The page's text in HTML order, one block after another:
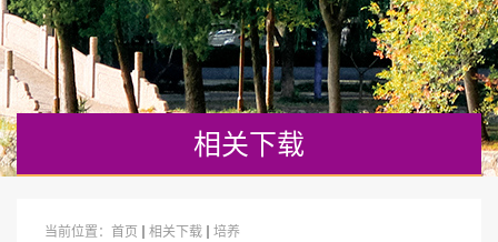
相关下载
当前位置： 首页 相关下载 培养